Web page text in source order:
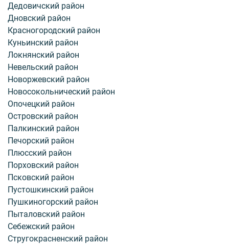
Дедовичский район
Дновский район
Красногородский район
Куньинский район
Локнянский район
Невельский район
Новоржевский район
Новосокольнический район
Опочецкий район
Островский район
Палкинский район
Печорский район
Плюсский район
Порховский район
Псковский район
Пустошкинский район
Пушкиногорский район
Пыталовский район
Себежский район
Стругокрасненский район